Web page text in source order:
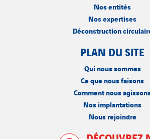
Nos entités
Nos expertises
Déconstruction
PLAN DU SITE
Qui nous sommes
Ce que nous faisons
Comment nous
Nos implantations
Nous rejoindre